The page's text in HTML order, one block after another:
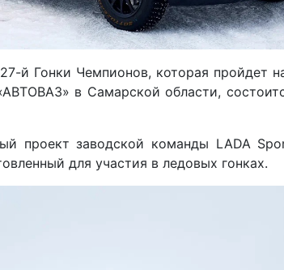
й Гонки Чемпионов, которая пройдет
в Самарской области,
проект заводской команды LADA
для участия в ледовых гонках.